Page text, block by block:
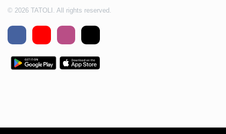
© 2026 TATOLI. All rights reserved.